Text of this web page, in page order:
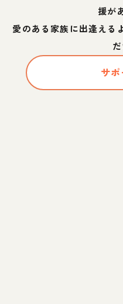
援が
愛のある家族に出逢える
だ
サ